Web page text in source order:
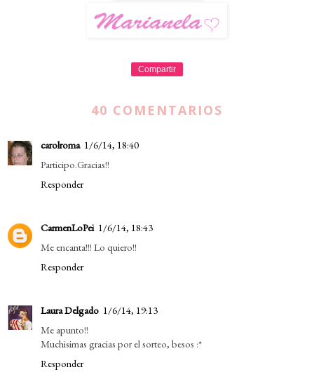
Compartir
40 COMENTARIOS
carolroma 1/6/14, 18:40
Participo.Gracias!!
Responder
CarmenLoPei 1/6/14, 18:43
Me encanta!!! Lo quiero!!
Responder
Laura Delgado 1/6/14, 19:13
Me apunto!!
Muchisimas gracias por el sorteo, besos :*
Responder